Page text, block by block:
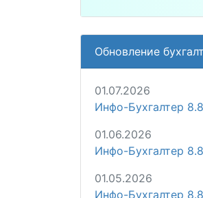
Обновление
01.07.2026
Инфо-Бухгалтер
01.06.2026
Инфо-Бухгалтер
01.05.2026
Инфо-Бухгалтер